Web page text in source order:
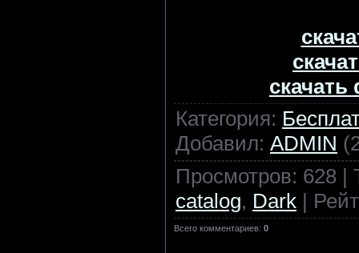
Категория:
Добавил: ADMIN
Просмотров: 628 |
catalog, Dark |
Всего комментариев: 0